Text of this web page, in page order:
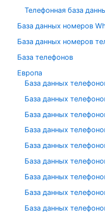
Телефонная база
База данных номеров
База данных номеров
База телефонов
Европа
База данных
База данных
База данных
База данных
База данных
База данных
База данных
База данных
База данных